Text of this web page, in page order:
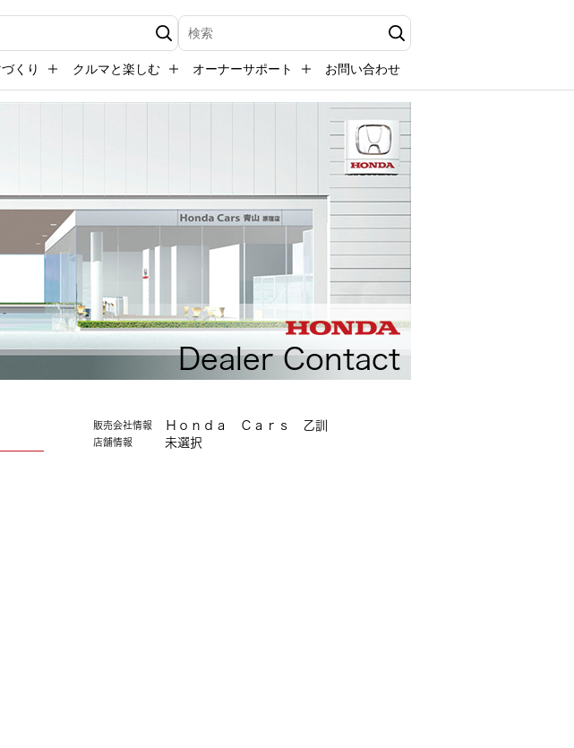
ード入力 検索キーワード入力
くり クルマと楽しむ オーナーサポート お問い合わせ
Dealer Contact
販売会社情報 Ｈｏｎｄａ Ｃａｒｓ 乙訓
店舗情報 未選択